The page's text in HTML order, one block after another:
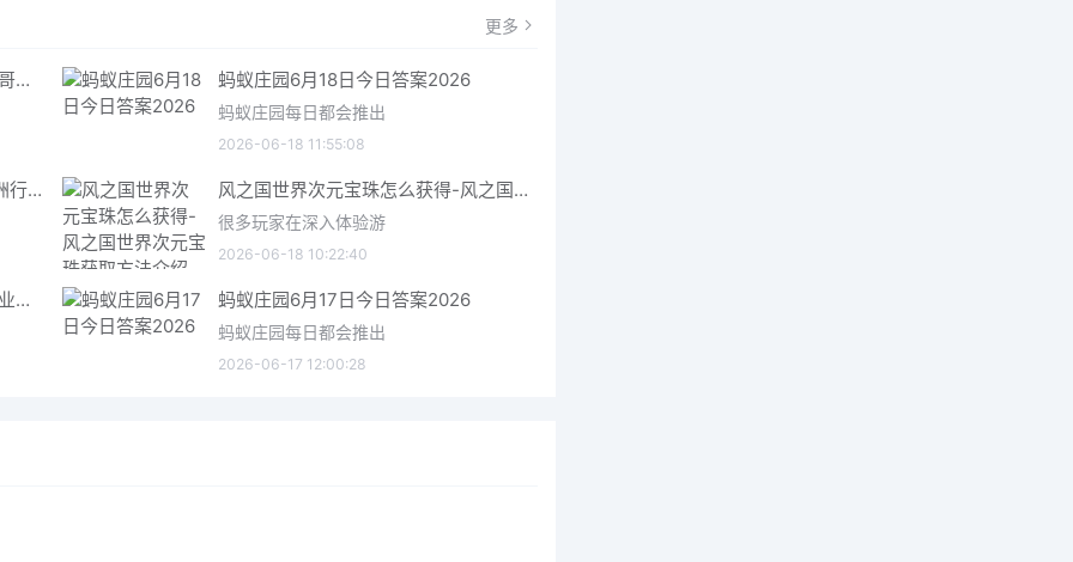
更多
哥特王朝重制版爬虫铠甲获取指南 哥特王朝重制版爬虫铠甲获取方法 蚂蚁庄园6月18日今日答案2026
蚂蚁庄园每日都会推出
2026-06-18 11:55:08
三角洲行动6月18日今日密码 三角洲行动2026年6月18今日摩斯密码分享 风之国世界次元宝珠怎么获得-风之国世界次元宝珠获取方法介绍
很多玩家在深入体验游
2026-06-18 10:22:40
星际矿业研究点数获取指南 星际矿业研究点数获取方法 蚂蚁庄园6月17日今日答案2026
蚂蚁庄园每日都会推出
2026-06-17 12:00:28